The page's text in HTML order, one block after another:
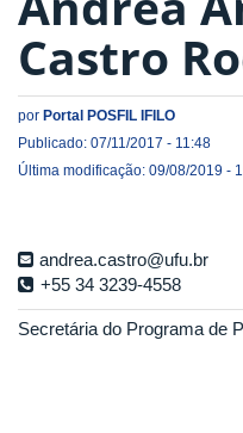
Castro
por Portal POSFIL IFILO
Publicado: 07/11/2017 - 11:48
Última modificação: 09/08/2019 -
andrea.castro@ufu.br
+55 34 3239-4558
Secretária do Programa de